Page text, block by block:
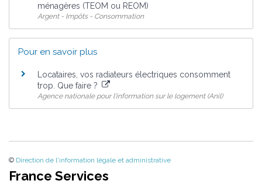
ménagères (TEOM ou REOM)
Argent - Impôts - Consommation
Pour en savoir plus
Locataires, vos radiateurs électriques consomment
trop. Que faire ?
Agence nationale pour l'information sur le logement (Anil)
© Direction de l'information légale et administrative
France Services